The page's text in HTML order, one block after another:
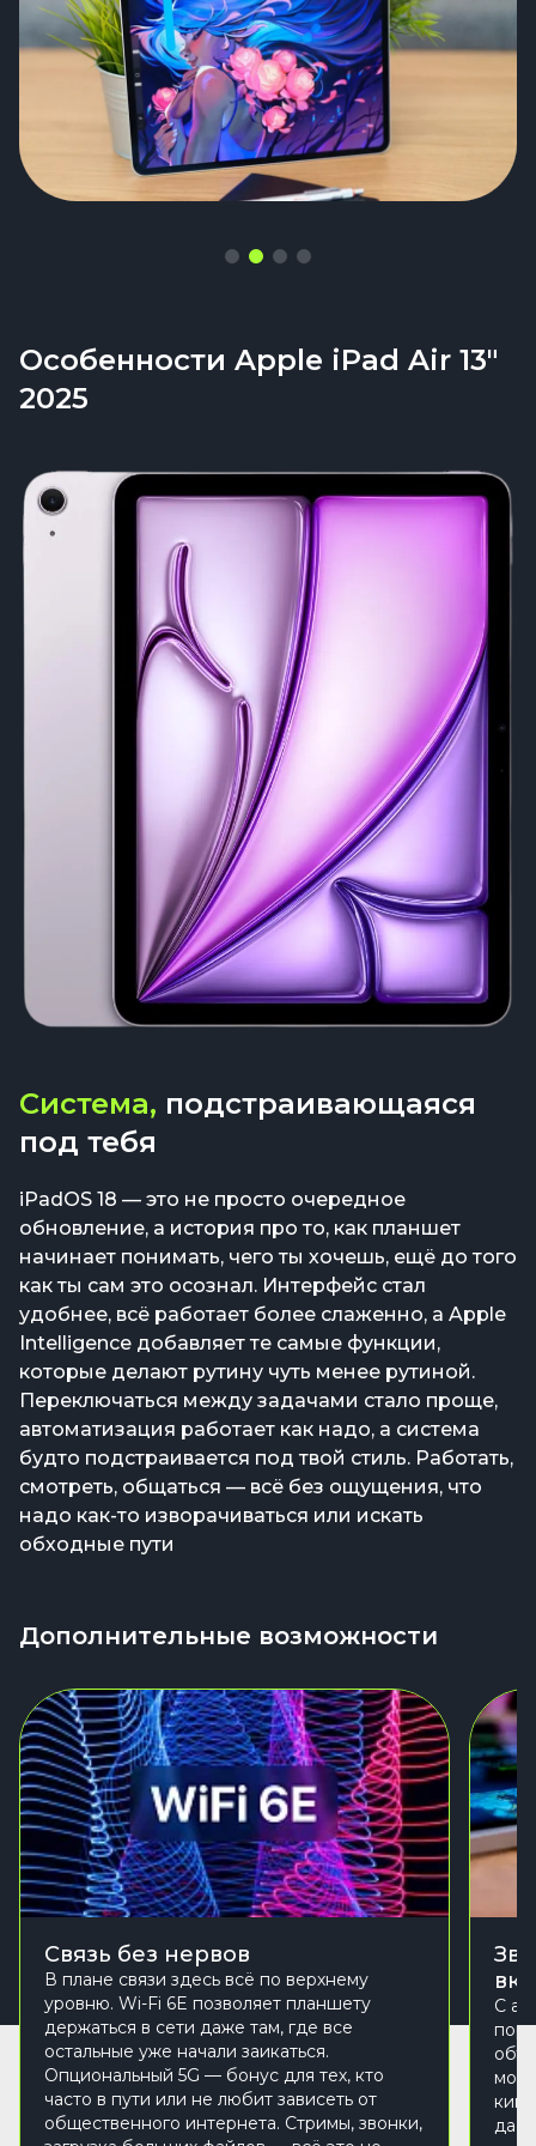
Особенности Apple iPad Air 13"
2025
Система, подстраивающаяся
под тебя
iPadOS 18 — это не просто очередное
обновление, а история про то, как планшет
начинает понимать, чего ты хочешь, ещё до того
как ты сам это осознал. Интерфейс стал
удобнее, всё работает более слаженно, а Apple
Intelligence добавляет те самые функции,
которые делают рутину чуть менее рутиной.
Переключаться между задачами стало проще,
автоматизация работает как надо, а система
будто подстраивается под твой стиль. Работать,
смотреть, общаться — всё без ощущения, что
надо как-то изворачиваться или искать
обходные пути
Дополнительные возможности
Связь без нервов
В плане связи здесь всё по верхнему
уровню. Wi-Fi 6E позволяет планшету
держаться в сети даже там, где все
остальные уже начали заикаться.
Опциональный 5G — бонус для тех, кто
часто в пути или не любит зависеть от
общественного интернета. Стримы, звонки,
С